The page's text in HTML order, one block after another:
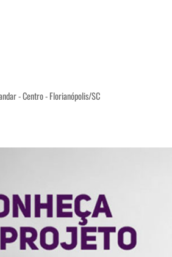
- Centro - Florianópolis/SC